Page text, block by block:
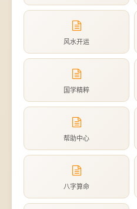
风水开运
国学精粹
帮助中心
八字算命